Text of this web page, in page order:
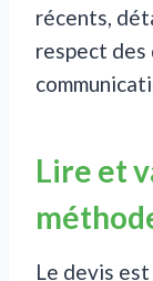
récents,
respect des
Lire et
Le devis